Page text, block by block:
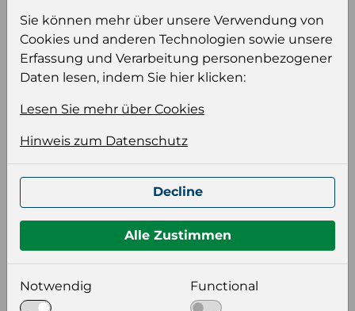
Einloggen Anmeldung für B2B Konto
Produktinformation
Wählen Sie eine Sprache und ein Format für
Ihre Produktdatei aus
Sprache
Sie können mehr über unsere Verwendung von
Cookies und anderen Technologien sowie unsere
Erfassung und Verarbeitung personenbezogener
Daten lesen, indem Sie hier klicken:
Lesen Sie mehr über Cookies
Hinweis zum Datenschutz
Decline
Alle Zustimmen
Notwendig Functional